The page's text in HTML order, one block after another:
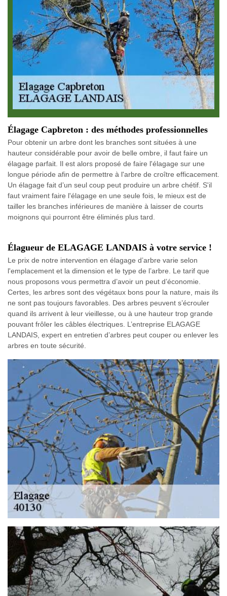
Élagage Capbreton : des méthodes professionnelles
Pour obtenir un arbre dont les branches sont situées à une
hauteur considérable pour avoir de belle ombre, il faut faire un
élagage parfait. Il est alors proposé de faire l'élagage sur une
longue période afin de permettre à l'arbre de croître efficacement.
Un élagage fait d’un seul coup peut produire un arbre chétif. S'il
faut vraiment faire l'élagage en une seule fois, le mieux est de
tailler les branches inférieures de manière à laisser de courts
moignons qui pourront être éliminés plus tard.
Élagueur de ELAGAGE LANDAIS à votre service !
Le prix de notre intervention en élagage d’arbre varie selon
l'emplacement et la dimension et le type de l’arbre. Le tarif que
nous proposons vous permettra d’avoir un peut d’économie.
Certes, les arbres sont des végétaux bons pour la nature, mais ils
ne sont pas toujours favorables. Des arbres peuvent s’écrouler
quand ils arrivent à leur vieillesse, ou à une hauteur trop grande
pouvant frôler les câbles électriques. L’entreprise ELAGAGE
LANDAIS, expert en entretien d’arbres peut couper ou enlever les
arbres en toute sécurité.